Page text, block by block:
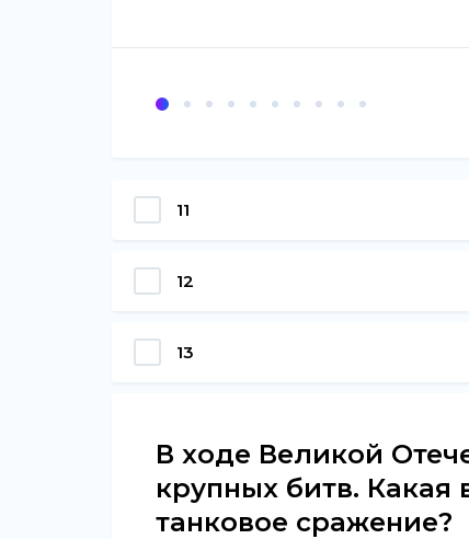
11
12
13
В ходе Великой
крупных битв.
танковое сражение?